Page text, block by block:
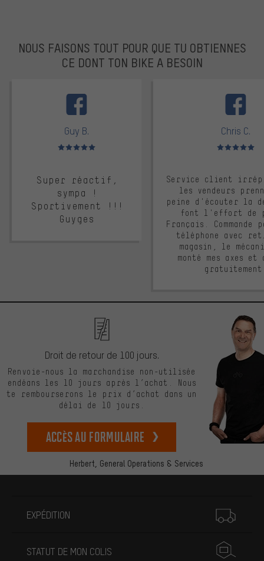
NOUS FAISONS TOUT POUR QUE TU OBTIENNES
CE DONT TON BIKE A BESOIN
Guy B.
Note moyenne : 5 sur 5
Super réactif,
sympa !
Sportivement !!!
Guyges
Chris C.
Note moyenne :
Service client
les vendeurs
peine d'écouter la
font l'effort de
Français. Commande
téléphone avec
magasin, le
monté mes axes et
Herbert, General Operations & Services
Droit de retour de 100 jours.
Renvoie-nous la marchandise non-utilisée
endéans les 10 jours après l’achat. Nous
te rembourserons le prix d’achat dans un
délai de 10 jours.
Accès au formulaire
EXPÉDITION
STATUT DE MON COLIS